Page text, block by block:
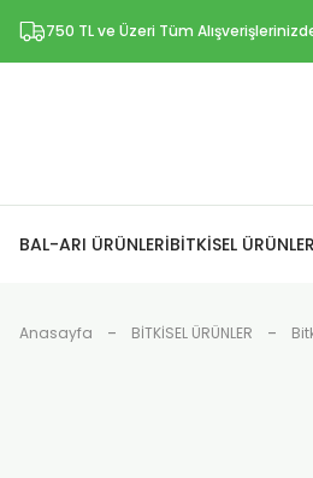
750 TL ve Üzeri Tüm
BAL-ARI ÜRÜNLERİBİTKİSEL ÜRÜNLER
Anasayfa BİTKİSEL ÜRÜNLER